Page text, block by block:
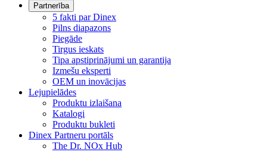
Partnerība
5 fakti par Dinex
Pilns diapazons
Piegāde
Tirgus ieskats
Tipa apstiprinājumi un garantija
Izmešu eksperti
OEM un inovācijas
Lejupielādes
Produktu izlaišana
Katalogi
Produktu bukleti
Dinex Partneru portāls
The Dr. NOx Hub